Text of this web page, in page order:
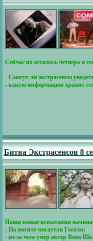
Сейчас их осталось четверо и
- Смогут ли экстрасенсы
- какую информацию хранят
Битва Экстрасенсов 8
Наши новые испытания
- На могиле писателя Гоголя;
- из-за чего умер актер Вова